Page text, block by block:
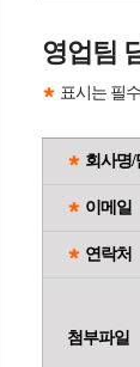
영업팀
표시는 필
회사명/
이메일
연락처
첨부파일